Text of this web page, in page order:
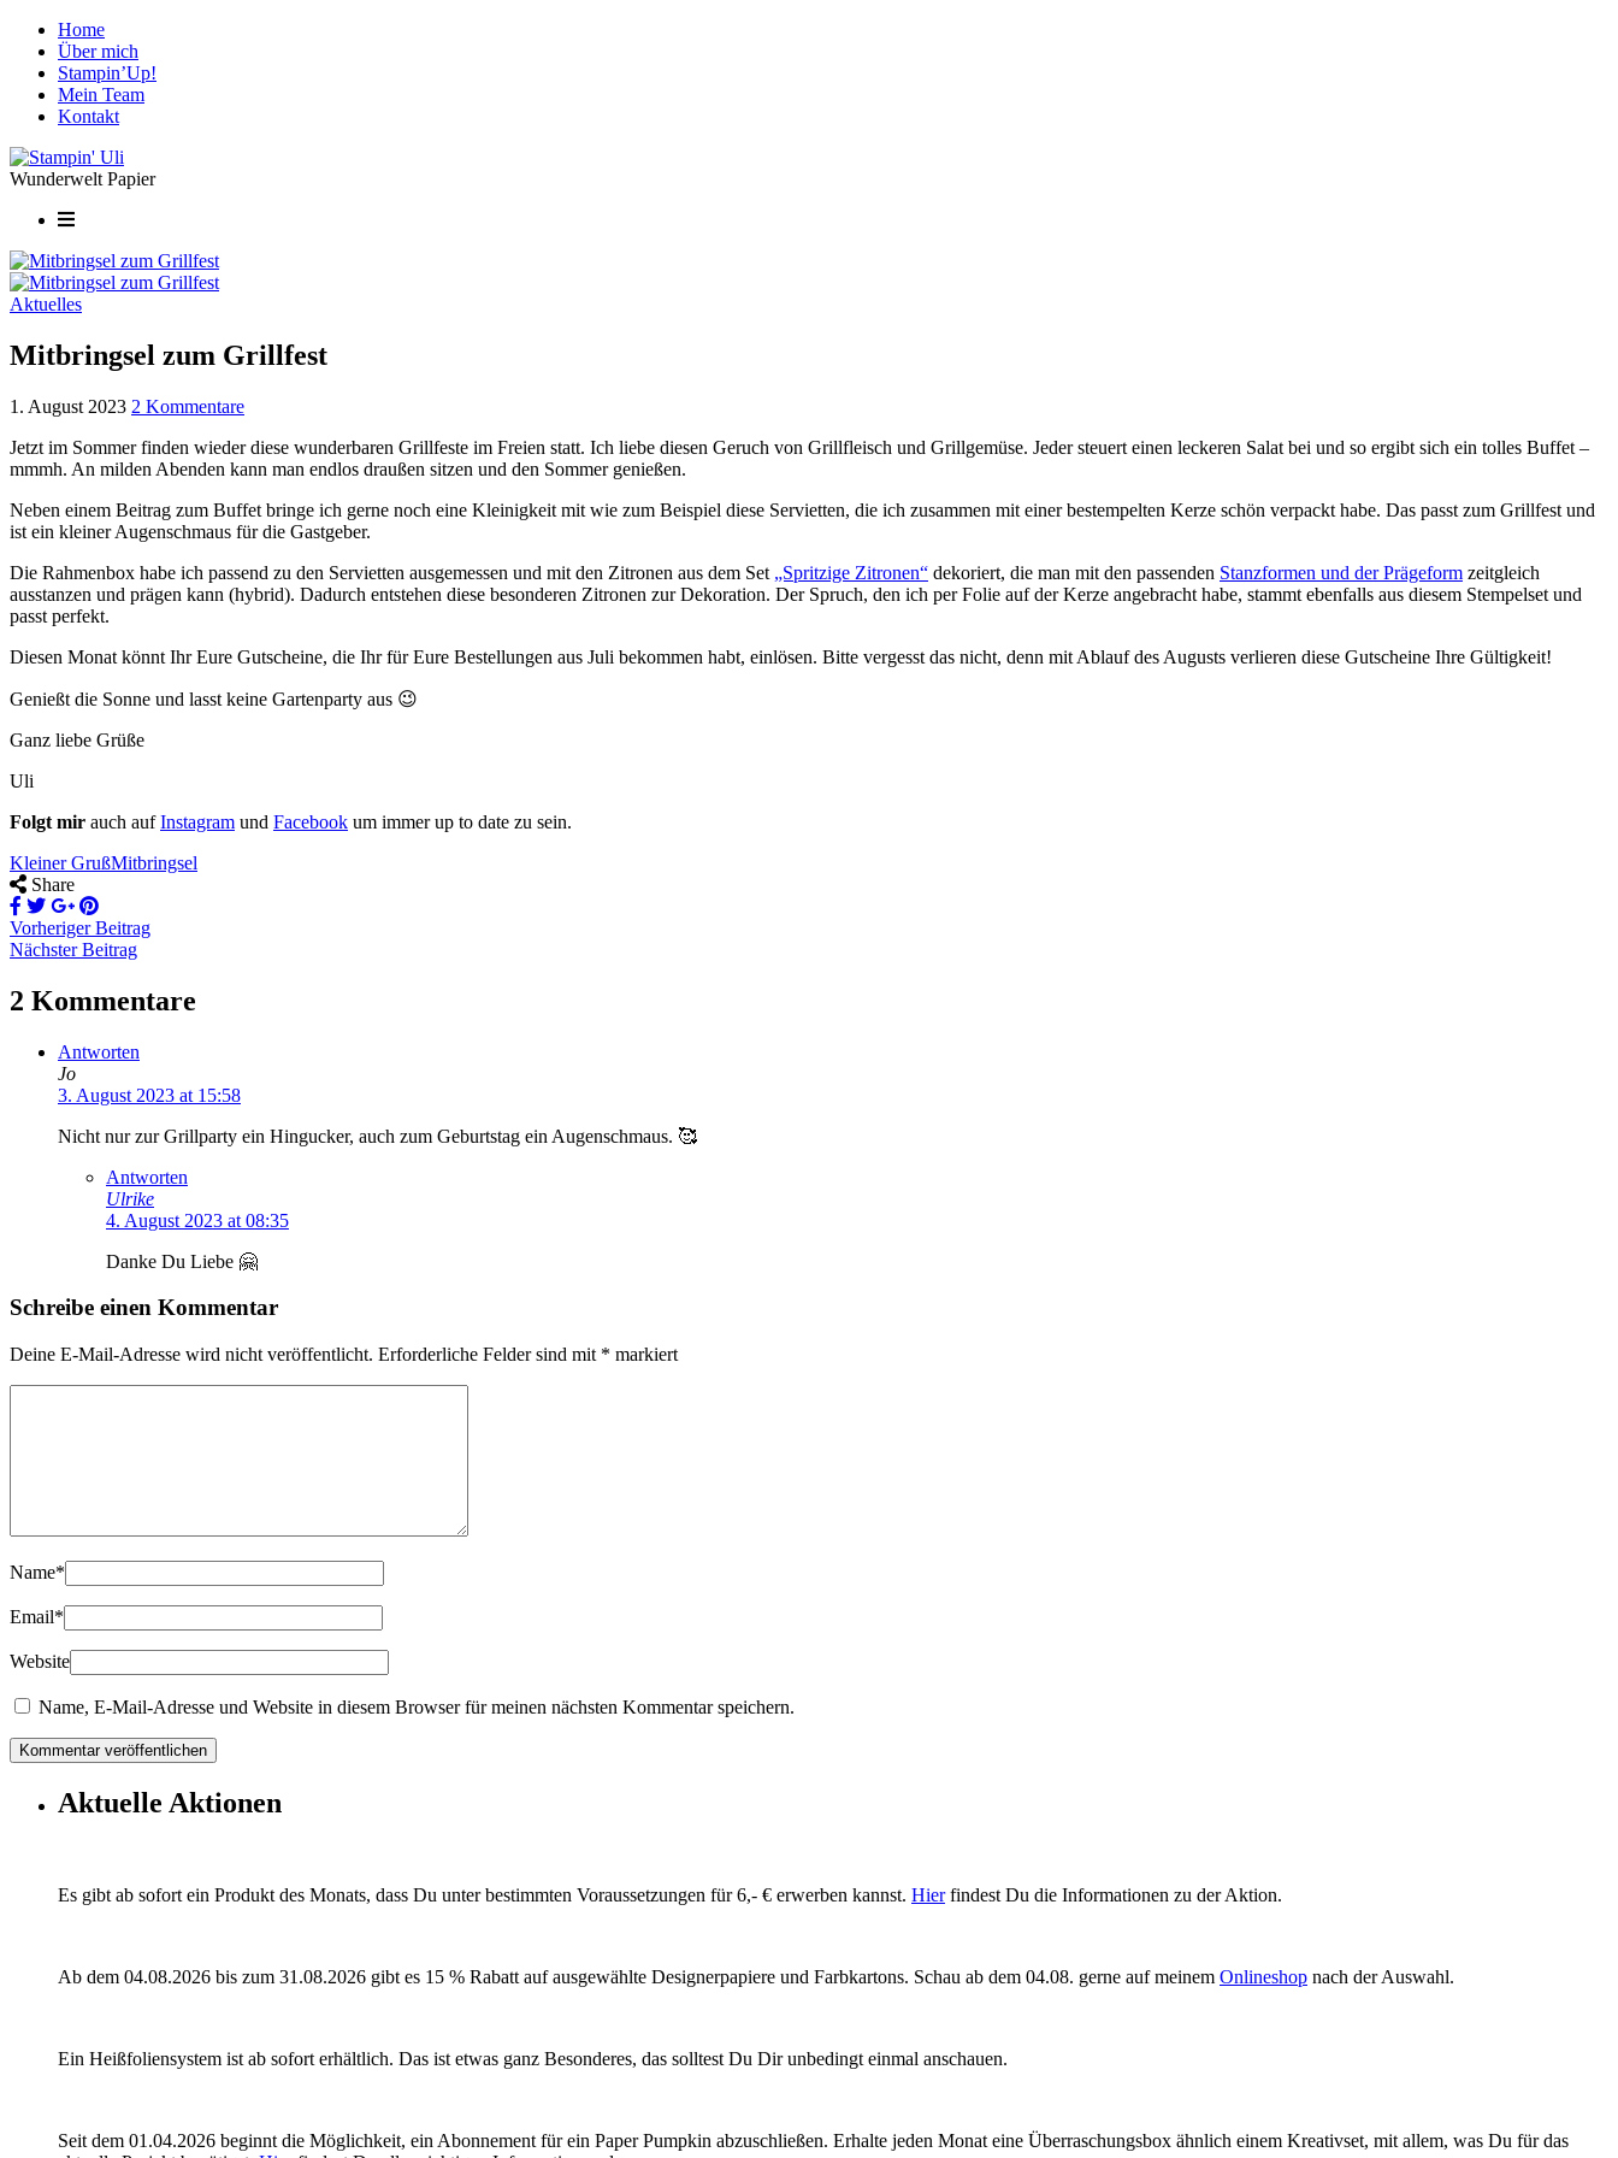
Home
Über mich
Stampin’Up!
Mein Team
Kontakt
Wunderwelt Papier
Aktuelles
Mitbringsel zum Grillfest
1. August 2023 2 Kommentare
Jetzt im Sommer finden wieder diese wunderbaren Grillfeste im Freien statt. Ich liebe diesen Geruch von Grillfleisch und Grillgemüse. Jeder steuert einen leckeren Salat bei und so ergibt sich ein tolles Buffet –
mmmh. An milden Abenden kann man endlos draußen sitzen und den Sommer genießen.
Neben einem Beitrag zum Buffet bringe ich gerne noch eine Kleinigkeit mit wie zum Beispiel diese Servietten, die ich zusammen mit einer bestempelten Kerze schön verpackt habe. Das passt zum Grillfest und
ist ein kleiner Augenschmaus für die Gastgeber.
Die Rahmenbox habe ich passend zu den Servietten ausgemessen und mit den Zitronen aus dem Set „Spritzige Zitronen“ dekoriert, die man mit den passenden Stanzformen und der Prägeform zeitgleich
ausstanzen und prägen kann (hybrid). Dadurch entstehen diese besonderen Zitronen zur Dekoration. Der Spruch, den ich per Folie auf der Kerze angebracht habe, stammt ebenfalls aus diesem Stempelset und
passt perfekt.
Diesen Monat könnt Ihr Eure Gutscheine, die Ihr für Eure Bestellungen aus Juli bekommen habt, einlösen. Bitte vergesst das nicht, denn mit Ablauf des Augusts verlieren diese Gutscheine Ihre Gültigkeit!
Genießt die Sonne und lasst keine Gartenparty aus 😉
Ganz liebe Grüße
Uli
Folgt mir auch aufInstagram und Facebook um immer up to date zu sein.
Kleiner GrußMitbringsel
Share
Vorheriger Beitrag
Nächster Beitrag
2 Kommentare
Antworten
Jo
3. August 2023 at 15:58
Nicht nur zur Grillparty ein Hingucker, auch zum Geburtstag ein Augenschmaus. 🥰
Antworten
Ulrike
4. August 2023 at 08:35
Danke Du Liebe 🤗
Schreibe einen Kommentar
Deine E-Mail-Adresse wird nicht veröffentlicht. Erforderliche Felder sind mit * markiert
Name*
Email*
Website
Name, E-Mail-Adresse und Website in diesem Browser für meinen nächsten Kommentar speichern.
Aktuelle Aktionen
Es gibt ab sofort ein Produkt des Monats, dass Du unter bestimmten Voraussetzungen für 6,- € erwerben kannst. Hierfindest Du die Informationen zu der Aktion.
Ab dem 04.08.2026 bis zum 31.08.2026 gibt es 15 % Rabatt auf ausgewählte Designerpapiere und Farbkartons. Schau ab dem 04.08. gerne auf meinem Onlineshop nach der Auswahl.
Ein Heißfoliensystem ist ab sofort erhältlich. Das ist etwas ganz Besonderes, das solltest Du Dir unbedingt einmal anschauen.
Seit dem 01.04.2026 beginnt die Möglichkeit, ein Abonnement für ein Paper Pumpkin abzuschließen. Erhalte jeden Monat eine Überraschungsbox ähnlich einem Kreativset, mit allem, was Du für das